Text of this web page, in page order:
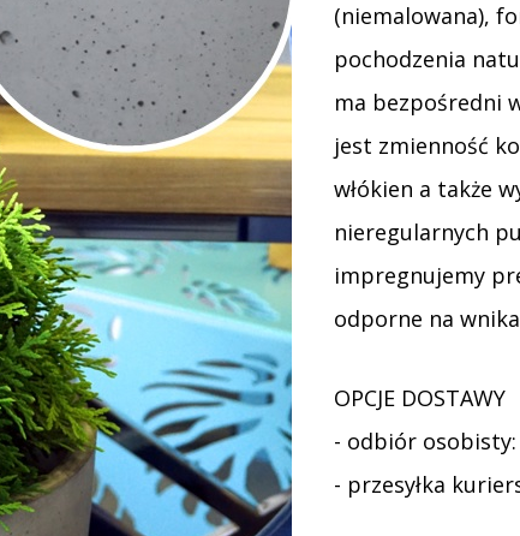
(niemalowana),
pochodzenia
ma bezpośredni
jest zmienność
włókien a także
nieregularnych
impregnujemy
odporne na
OPCJE DOSTAWY
- odbiór osobisty:
- przesyłka